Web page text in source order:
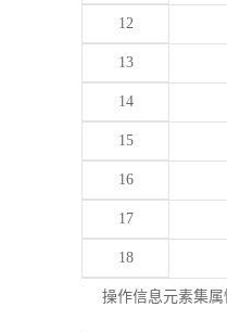
12
13
14
15
16
17
18
操作信息元素集